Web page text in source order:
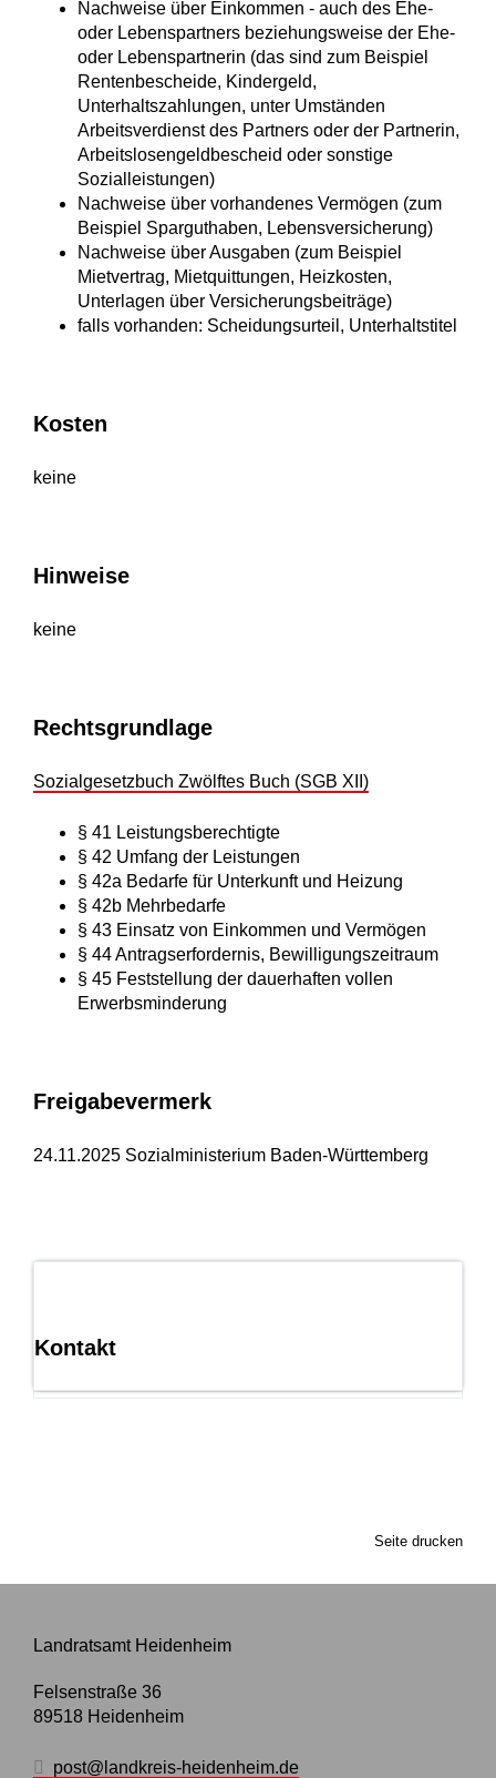
Kontakt
Nachweise über Einkommen - auch des Ehe-
oder Lebenspartners beziehungsweise der Ehe-
oder Lebenspartnerin (das sind zum Beispiel
Rentenbescheide, Kindergeld,
Unterhaltszahlungen, unter Umständen
Arbeitsverdienst des Partners oder der Partnerin,
Arbeitslosengeldbescheid oder sonstige
Sozialleistungen)
Nachweise über vorhandenes Vermögen (zum
Beispiel Sparguthaben, Lebensversicherung)
Nachweise über Ausgaben (zum Beispiel
Mietvertrag, Mietquittungen, Heizkosten,
Unterlagen über Versicherungsbeiträge)
falls vorhanden: Scheidungsurteil, Unterhaltstitel
Kosten
keine
Hinweise
keine
Rechtsgrundlage
Sozialgesetzbuch Zwölftes Buch (SGB XII)
§ 41 Leistungsberechtigte
§ 42 Umfang der Leistungen
§ 42a Bedarfe für Unterkunft und Heizung
§ 42b Mehrbedarfe
§ 43 Einsatz von Einkommen und Vermögen
§ 44 Antragserfordernis, Bewilligungszeitraum
§ 45 Feststellung der dauerhaften vollen
Erwerbsminderung
Freigabevermerk
24.11.2025 Sozialministerium Baden-Württemberg
Seite drucken
Landratsamt Heidenheim
Felsenstraße 36
89518 Heidenheim
post@landkreis-heidenheim.de